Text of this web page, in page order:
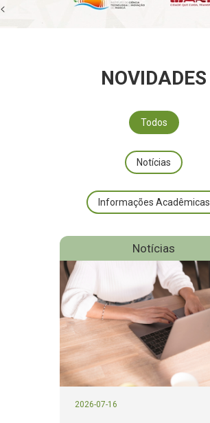
<
NOVIDADES
Todos
Notícias
Informações Acadêmicas
Notícias
2026-07-16